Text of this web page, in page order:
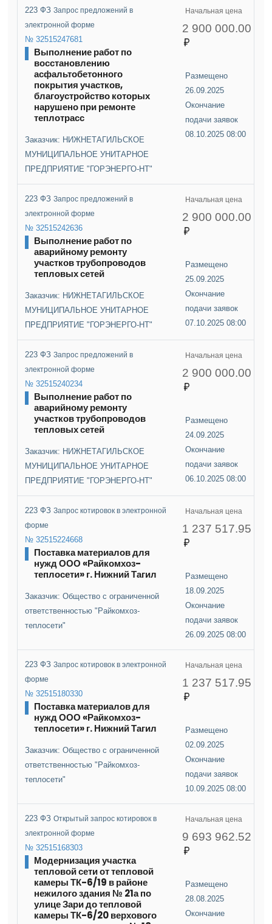
223 ФЗЗапрос предложений в
электронной форме
№ 32515247681
Выполнение работ по
восстановлению
асфальтобетонного
покрытия участков,
благоустройство которых
нарушено при ремонте
теплотрасс
Заказчик: НИЖНЕТАГИЛЬСКОЕ
МУНИЦИПАЛЬНОЕ УНИТАРНОЕ
ПРЕДПРИЯТИЕ "ГОРЭНЕРГО-НТ"
Начальная цена
2 900 000.00
Размещено
26.09.2025
Окончание
подачи заявок
08.10.2025 08:00
223 ФЗЗапрос предложений в
электронной форме
№ 32515242636
Выполнение работ по
аварийному ремонту
участков трубопроводов
тепловых сетей
Заказчик: НИЖНЕТАГИЛЬСКОЕ
МУНИЦИПАЛЬНОЕ УНИТАРНОЕ
ПРЕДПРИЯТИЕ "ГОРЭНЕРГО-НТ"
Начальная цена
2 900 000.00
Размещено
25.09.2025
Окончание
подачи заявок
07.10.2025 08:00
223 ФЗЗапрос предложений в
электронной форме
№ 32515240234
Выполнение работ по
аварийному ремонту
участков трубопроводов
тепловых сетей
Заказчик: НИЖНЕТАГИЛЬСКОЕ
МУНИЦИПАЛЬНОЕ УНИТАРНОЕ
ПРЕДПРИЯТИЕ "ГОРЭНЕРГО-НТ"
Начальная цена
2 900 000.00
Размещено
24.09.2025
Окончание
подачи заявок
06.10.2025 08:00
223 ФЗЗапрос котировок в электронной
форме
№ 32515224668
Поставка материалов для
нужд ООО «Райкомхоз-
теплосети» г. Нижний Тагил
Заказчик: Общество с ограниченной
ответственностью "Райкомхоз-
теплосети"
Начальная цена
1 237 517.95
Размещено
18.09.2025
Окончание
подачи заявок
26.09.2025 08:00
223 ФЗЗапрос котировок в электронной
форме
№ 32515180330
Поставка материалов для
нужд ООО «Райкомхоз-
теплосети» г. Нижний Тагил
Заказчик: Общество с ограниченной
ответственностью "Райкомхоз-
теплосети"
Начальная цена
1 237 517.95
Размещено
02.09.2025
Окончание
подачи заявок
10.09.2025 08:00
223 ФЗОткрытый запрос котировок в
электронной форме
№ 32515168303
Модернизация участка
тепловой сети от тепловой
камеры ТК-6/19 в районе
нежилого здания № 21а по
улице Зари до тепловой
камеры ТК-6/20 верхового
Начальная цена
9 693 962.52
Размещено
28.08.2025
Окончание